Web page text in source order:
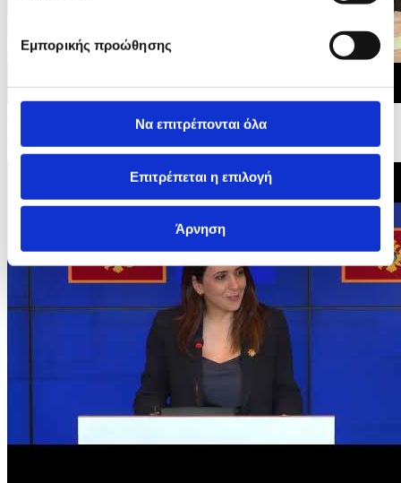
Εμπορικής προώθησης
Να επιτρέπονται όλα
Επιτρέπεται η επιλογή
Άρνηση
Διακυβερνητικές Διασκέψεις της ΕΕ με Μαυροβούνιο,
Ουκρανία και Μολδαβία - Οικογενειακή...